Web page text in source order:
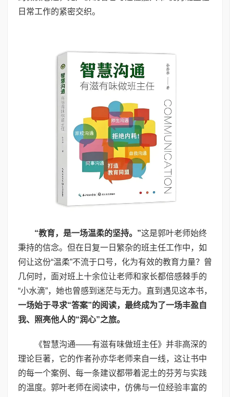
日常工作的紧密交织。
“教育，是一场温柔的坚持。”这是郭叶老师始终
秉持的信念。但在日复一日繁杂的班主任工作中，如
何让这份“温柔”不流于口号，化为有效的教育力量？曾
几何时，面对班上十余位让老师和家长都倍感棘手的
“小水滴”，她也曾感到迷茫与无力。直到遇见这本书，
一场始于寻求“答案”的阅读，最终成为了一场丰盈自
我、照亮他人的“润心”之旅。
《智慧沟通——有滋有味做班主任》并非高深的
理论巨著，它的作者孙亦华老师来自一线，这让书中
的每一个案例、每一条建议都带着泥土的芬芳与实践
的温度。郭叶老师在阅读中，仿佛与一位经验丰富的